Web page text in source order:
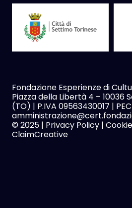
Fondazione Esperienze di
Piazza della Libertà 4 – 10036
(TO) | P.IVA 09563430017 | PEC
© 2025 | Privacy Policy |
ClaimCreative